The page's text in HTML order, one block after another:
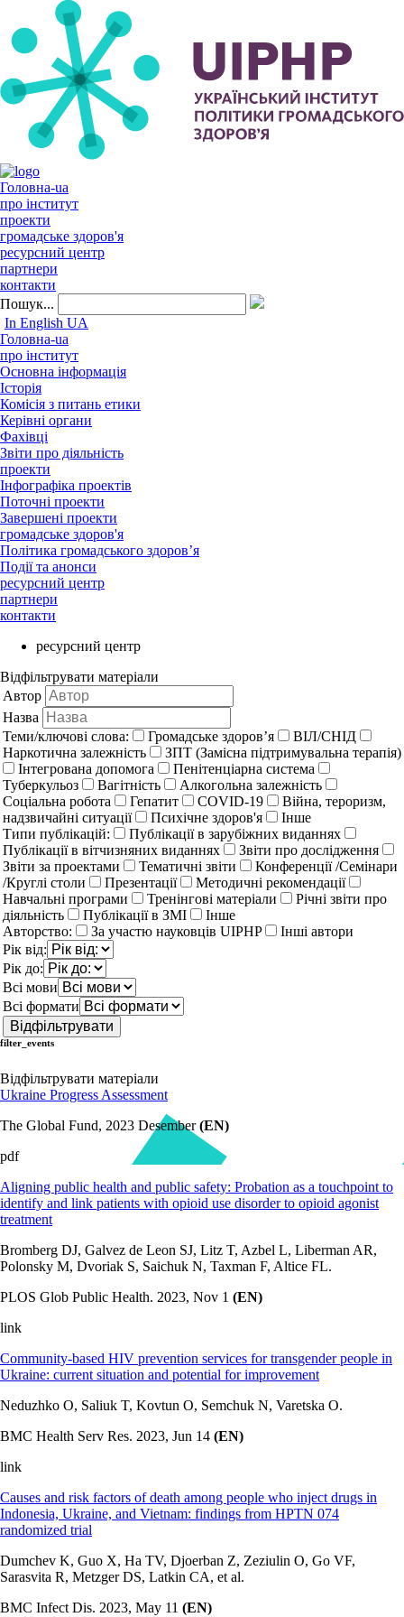
Головна-ua
про інститут
проекти
громадське здоров'я
ресурсний центр
партнери
контакти
Пошук...
In English UA
Головна-ua
про інститут
Основна інформація
Історія
Комісія з питань етики
Керівні органи
Фахівці
Звіти про діяльність
проекти
Інфографіка проектів
Поточні проекти
Завершені проекти
громадське здоров'я
Політика громадського здоров’я
Події та анонси
ресурсний центр
партнери
контакти
ресурсний центр
Відфільтрувати матеріали
Автор
Назва
Теми/ключові слова:
Громадське здоров’я
ВІЛ/СНІД
Наркотична залежність
ЗПТ (Замісна підтримувальна терапія)
Інтегрована допомога
Пенітенціарна система
Туберкульоз
Вагітність
Алкогольна залежність
Соціальна робота
Гепатит COVID-19
Війна, тероризм,
надзвичайні ситуації
Психічне здоров'я
Інше
Типи публікацій:
Публікації в зарубіжних виданнях
Публікації в вітчизняних виданнях
Звіти про дослідження
Звіти за проектами
Тематичні звіти
Конференції /Семінари
/Круглі столи
Презентації
Методичні рекомендації
Навчальні програми
Тренінгові матеріали
Річні звіти про
діяльність
Публікації в ЗМІ
Інше
Авторство:
За участю науковців UIPHP
Інші автори
Рік від:
Рік до:
Всі мови
Всі формати
filter_events
Відфільтрувати матеріали
Ukraine Progress Assessment
The Global Fund, 2023 Desember(EN)
pdf
Aligning public health and public safety: Probation as a touchpoint to
identify and link patients with opioid use disorder to opioid agonist
treatment
Bromberg DJ, Galvez de Leon SJ, Litz T, Azbel L, Liberman AR,
Polonsky M, Dvoriak S, Saichuk N, Taxman F, Altice FL.
PLOS Glob Public Health. 2023, Nov 1 (EN)
link
Community-based HIV prevention services for transgender people in
Ukraine: current situation and potential for improvement
Neduzhko O, Saliuk T, Kovtun O, Semchuk N, Varetska O.
BMC Health Serv Res. 2023, Jun 14 (EN)
link
Causes and risk factors of death among people who inject drugs in
Indonesia, Ukraine, and Vietnam: findings from HPTN 074
randomized trial
Dumchev K, Guo X, Ha TV, Djoerban Z, Zeziulin O, Go VF,
Sarasvita R, Metzger DS, Latkin CA, et al.
BMC Infect Dis. 2023, May 11 (EN)